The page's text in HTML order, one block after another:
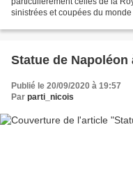
sinistrées et coupées du
Statue de Napoléon
Publié le 20/09/2020 à 19:57
Par parti_nicois